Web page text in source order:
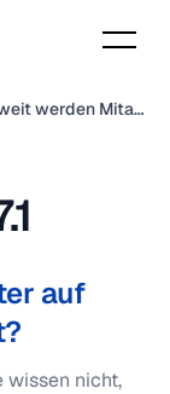
9.7.1 Inwieweit werden Mitarbeiter auf Vertraulichkeit verpflichtet?
auf
wissen nicht,